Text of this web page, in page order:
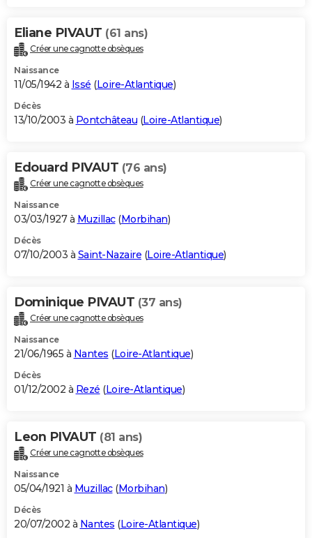
Eliane PIVAUT (61 ans)
Créer une cagnotte obsèques
Naissance
11/05/1942 à Issé (Loire-Atlantique)
Décès
13/10/2003 à Pontchâteau (Loire-Atlantique)
Edouard PIVAUT (76 ans)
Créer une cagnotte obsèques
Naissance
03/03/1927 à Muzillac(Morbihan)
Décès
07/10/2003 à Saint-Nazaire (Loire-Atlantique)
Dominique PIVAUT (37 ans)
Créer une cagnotte obsèques
Naissance
21/06/1965 à Nantes (Loire-Atlantique)
Décès
01/12/2002 à Rezé (Loire-Atlantique)
Leon PIVAUT (81 ans)
Créer une cagnotte obsèques
Naissance
05/04/1921 à Muzillac(Morbihan)
Décès
20/07/2002 à Nantes (Loire-Atlantique)